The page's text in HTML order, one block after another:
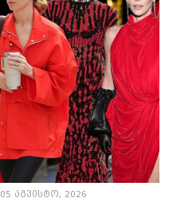
05 აგვისტო, 2026